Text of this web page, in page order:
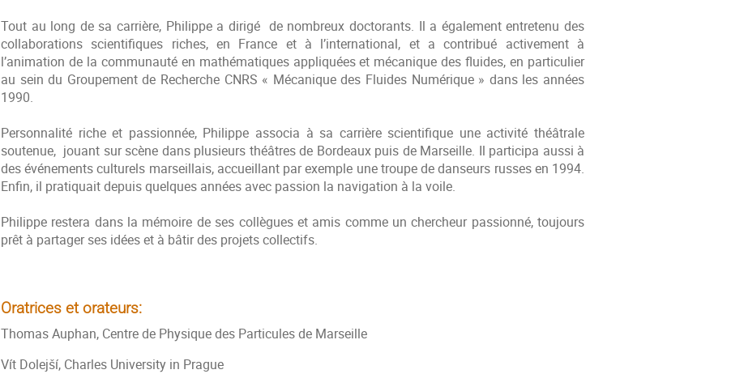
Tout au long de sa carrière, Philippe a dirigé de nombreux doctorants. Il a également entretenu des
collaborations scientifiques riches, en France et à l’international, et a contribué activement à
l’animation de la communauté en mathématiques appliquées et mécanique des fluides, en particulier
au sein du Groupement de Recherche CNRS « Mécanique des Fluides Numérique » dans les années
1990.
Personnalité riche et passionnée, Philippe associa à sa carrière scientifique une activité théâtrale
soutenue, jouant sur scène dans plusieurs théâtres de Bordeaux puis de Marseille. Il participa aussi à
des événements culturels marseillais, accueillant par exemple une troupe de danseurs russes en 1994.
Enfin, il pratiquait depuis quelques années avec passion la navigation à la voile.
Philippe restera dans la mémoire de ses collègues et amis comme un chercheur passionné, toujours
prêt à partager ses idées et à bâtir des projets collectifs.
Oratrices et orateurs:
Thomas Auphan, Centre de Physique des Particules de Marseille
Vít Dolejší, Charles University in Prague